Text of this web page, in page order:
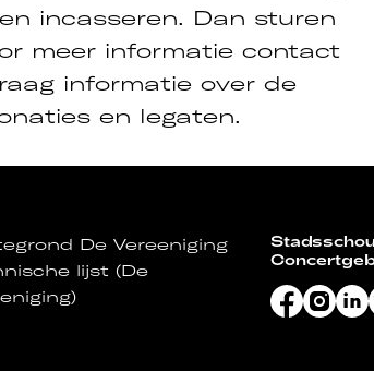
incasseren. Dan sturen
meer informatie contact
informatie over de
en legaten.
De Vereeniging
lijst (De